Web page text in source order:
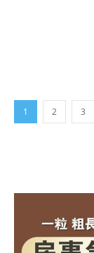
1 2 3